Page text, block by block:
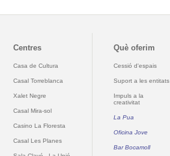
Centres
Casa de Cultura
Casal Torreblanca
Xalet Negre
Casal Mira-sol
Casino La Floresta
Casal Les Planes
Què oferim
Cessió d'espais
Suport a les entitats
Impuls a la
creativitat
La Pua
Oficina Jove
Bar Bocamoll